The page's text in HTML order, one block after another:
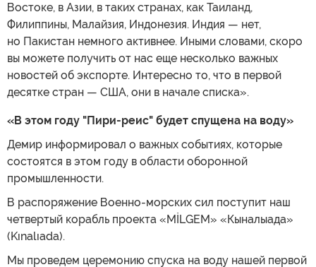
Востоке, в Азии, в таких странах, как Таиланд,
Филиппины, Малайзия, Индонезия. Индия — нет,
но Пакистан немного активнее. Иными словами, скоро
вы можете получить от нас еще несколько важных
новостей об экспорте. Интересно то, что в первой
десятке стран — США, они в начале списка».
«В этом году "Пири-реис" будет спущена на воду»
Демир информировал о важных событиях, которые
состоятся в этом году в области оборонной
промышленности.
В распоряжение Военно-морских сил поступит наш
четвертый корабль проекта «MİLGEM» «Кыналыада»
(Kınalıada).
Мы проведем церемонию спуска на воду нашей первой